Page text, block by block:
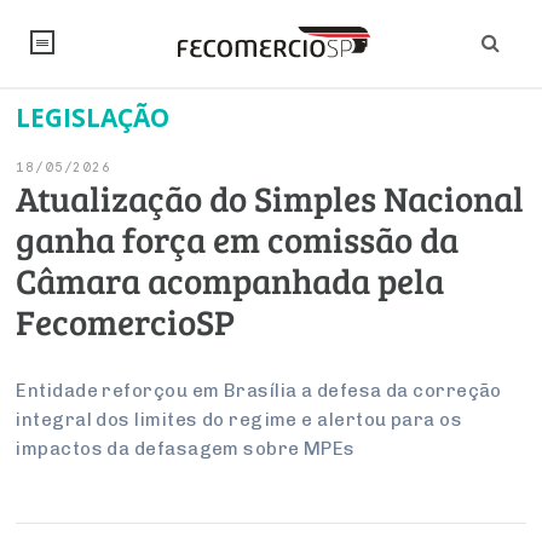
NOTÍCIAS
Artigos
Institucional
Debates Fecomercio-SP
PROJETOS ESPECIAIS:
UM BRASIL
Economia
Pesquisas
Brasil
Internacional
Modernização do Estado
Inteligência Artificial
Empresas
Arbitragem e Mediação
Varejo
Sustentabilidade
SINDICATOS
PESQUISAS
Sobre
CONSELHOS
Conselho de Emprego e Relações do Trabalho
LEGISLAÇÃO
18/05/2026
Atualização do Simples Nacional
ganha força em comissão da
Câmara acompanhada pela
FecomercioSP
Entidade reforçou em Brasília a defesa da correção
integral dos limites do regime e alertou para os
impactos da defasagem sobre MPEs